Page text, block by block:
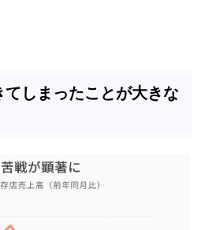
しまったことが大きな